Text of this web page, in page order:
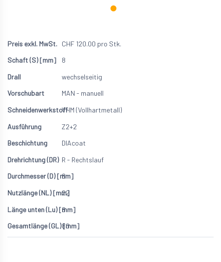
CHF 120.00 pro Stk.
8
wechselseitig
MAN - manuell
VHM (Vollhartmetall)
Z2+2
DIAcoat
R - Rechtslauf
8
22
8
80